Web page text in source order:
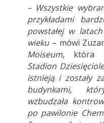
– Wszystkie
przykładami
powstałej w
wieku– mówi
Moiseum, która
Stadion
istnieją i zostały
budynkami,
wzbudzała
po pawilonie